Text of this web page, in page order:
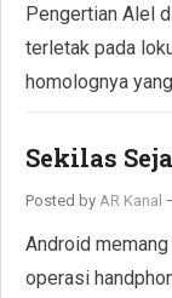
Pengertian Alel
terletak pada
homolognya
Sekilas
Posted by AR Kanal
Android
operasi